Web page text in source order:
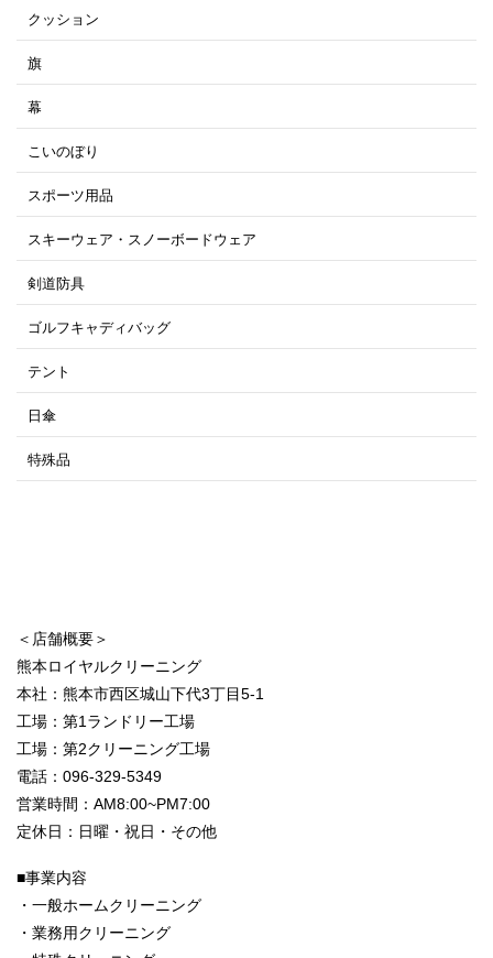
クッション
旗
幕
こいのぼり
スポーツ用品
スキーウェア・スノーボードウェア
剣道防具
ゴルフキャディバッグ
テント
日傘
特殊品
＜店舗概要＞
熊本ロイヤルクリーニング
本社：熊本市西区城山下代3丁目5-1
工場：第1ランドリー工場
工場：第2クリーニング工場
電話：096-329-5349
営業時間：AM8:00~PM7:00
定休日：日曜・祝日・その他
■事業内容
・一般ホームクリーニング
・業務用クリーニング